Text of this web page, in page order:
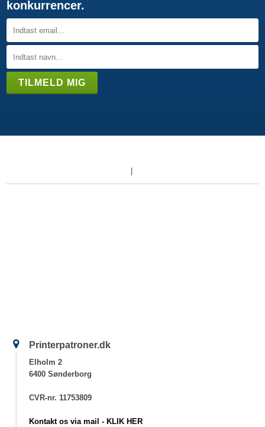
konkurrencer.
Printerpatroner.dk
Elholm 2
6400 Sønderborg
CVR-nr. 11753809
Kontakt os via mail - KLIK HER